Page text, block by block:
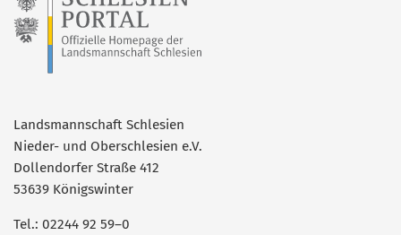
Landsmannschaft Schlesien
Nieder- und Oberschlesien e.V.
Dollendorfer Straße 412
53639 Königswinter
Tel.: 02244 92 59–0